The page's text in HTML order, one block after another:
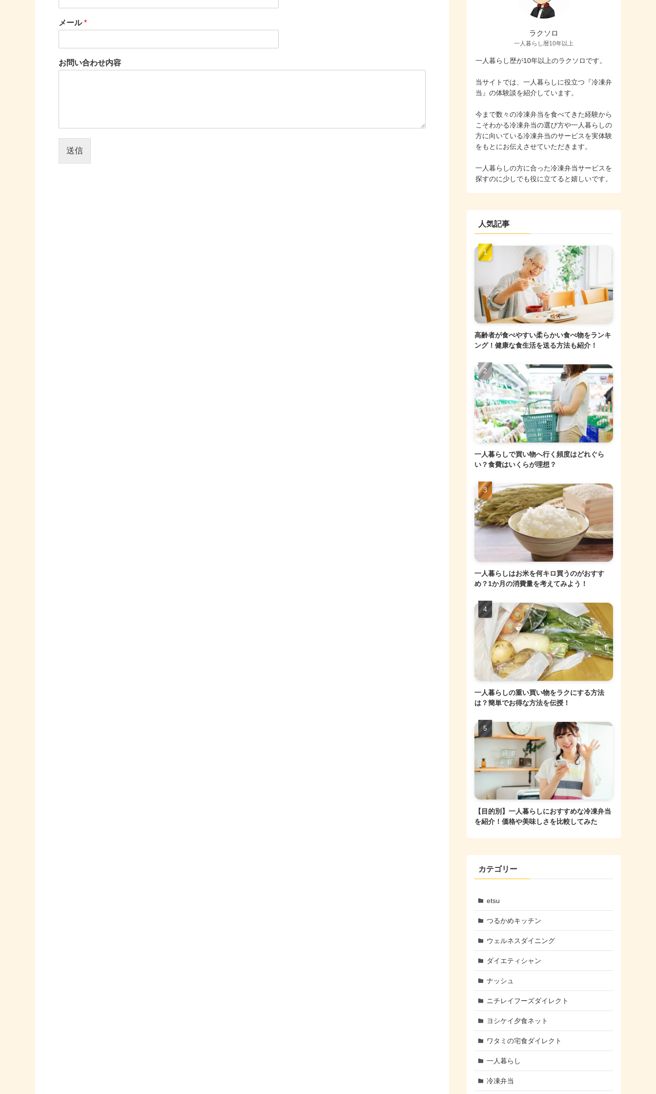
メール*
お問い合わせ内容
送信
ラクソロ
一人暮らし暦10年以上
一人暮らし歴が10年以上のラクソロです。
当サイトでは、一人暮らしに役立つ『冷凍弁
当』の体験談を紹介しています。
今まで数々の冷凍弁当を食べてきた経験から
こそわかる冷凍弁当の選び方や一人暮らしの
方に向いている冷凍弁当のサービスを実体験
をもとにお伝えさせていただきます。
一人暮らしの方に合った冷凍弁当サービスを
探すのに少しでも役に立てると嬉しいです。
人気記事
高齢者が食べやすい柔らかい食べ物をランキ
ング！健康な食生活を送る方法も紹介！
一人暮らしで買い物へ行く頻度はどれぐら
い？食費はいくらが理想？
一人暮らしはお米を何キロ買うのがおすす
め？1か月の消費量を考えてみよう！
一人暮らしの重い買い物をラクにする方法
は？簡単でお得な方法を伝授！
【目的別】一人暮らしにおすすめな冷凍弁当
を紹介！価格や美味しさを比較してみた
カテゴリー
etsu
つるかめキッチン
ウェルネスダイニング
ダイエティシャン
ナッシュ
ニチレイフーズダイレクト
ヨシケイ夕食ネット
ワタミの宅食ダイレクト
一人暮らし
冷凍弁当